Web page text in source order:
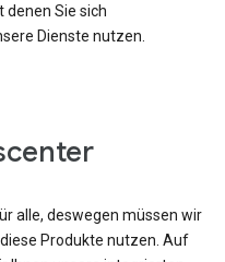
denen Sie sich
Dienste nutzen.
alle, deswegen müssen wir
Produkte nutzen. Auf